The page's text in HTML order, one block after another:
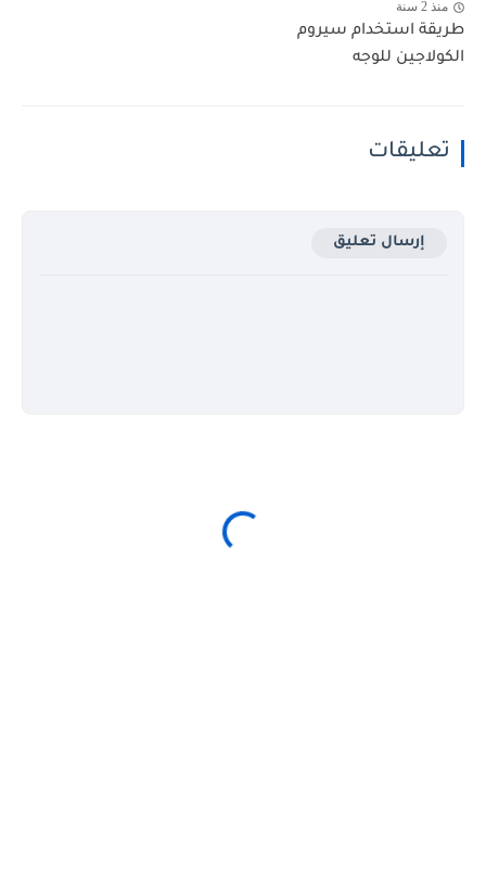
منذ 2 سنة
طريقة استخدام سيروم
الكولاجين للوجه
تعليقات
إرسال تعليق